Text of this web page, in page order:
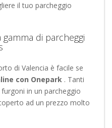
il tuo parcheggio
di parcheggi
di Valencia è facile se
con Onepark . Tanti
in un parcheggio
ad un prezzo molto